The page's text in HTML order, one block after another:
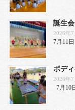
誕生会
2026年7
7月11
ボデ
2026年7
7月10